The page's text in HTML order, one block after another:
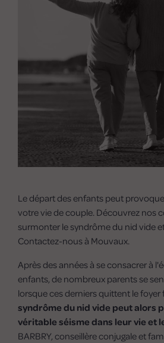
Le départ des enfants peut
votre vie de couple. Découvrez nos
surmonter le syndrôme du nid vide
Contactez-nous à Mouvaux.
Après des années à se consacrer à
enfants, de nombreux parents se
lorsque ces derniers quittent le foyer
syndrôme du nid vide peut alors
véritable séisme dans leur vie et
BARBRY, conseillère conjugale et